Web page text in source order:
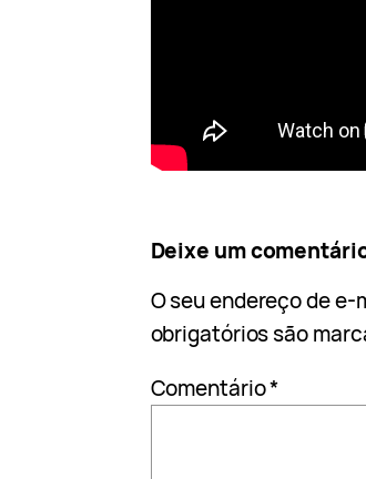
Deixe um
O seu endereço de
obrigatórios são
Comentário*